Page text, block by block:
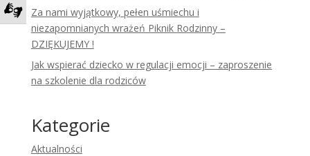
Zadzwoń do tłumacza języka migowego
Za nami wyjątkowy, pełen uśmiechu i
niezapomnianych wrażeń Piknik Rodzinny –
DZIĘKUJEMY !
Jak wspierać dziecko w regulacji emocji – zaproszenie
na szkolenie dla rodziców
Kategorie
Aktualności